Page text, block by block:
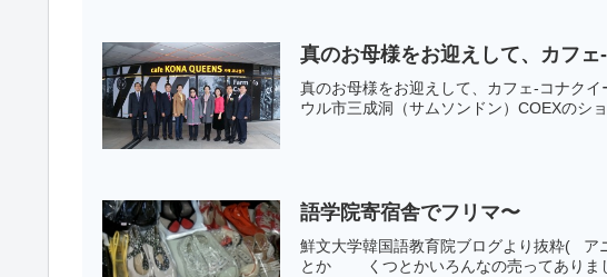
真のお母様をお迎えして、カフ
真のお母様をお迎えして、カフェ-コナク
ウル市三成洞（サムソンドン）COEXのシ
語学院寄宿舎でフリマ〜
鮮文大学韓国語教育院ブログより抜粋(
とか くつとかいろんなの売ってありまし